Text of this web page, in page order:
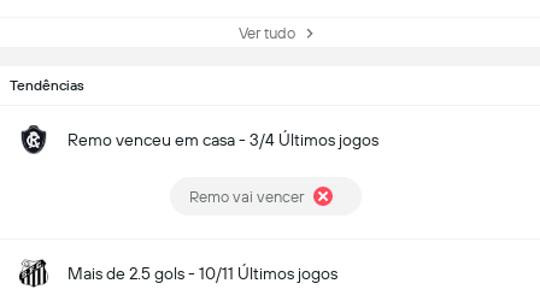
Tendências
Remo venceu em casa - 3/4 Últimos jogos
Remo vai vencer
Mais de 2.5 gols - 10/11 Últimos jogos
Ver tudo